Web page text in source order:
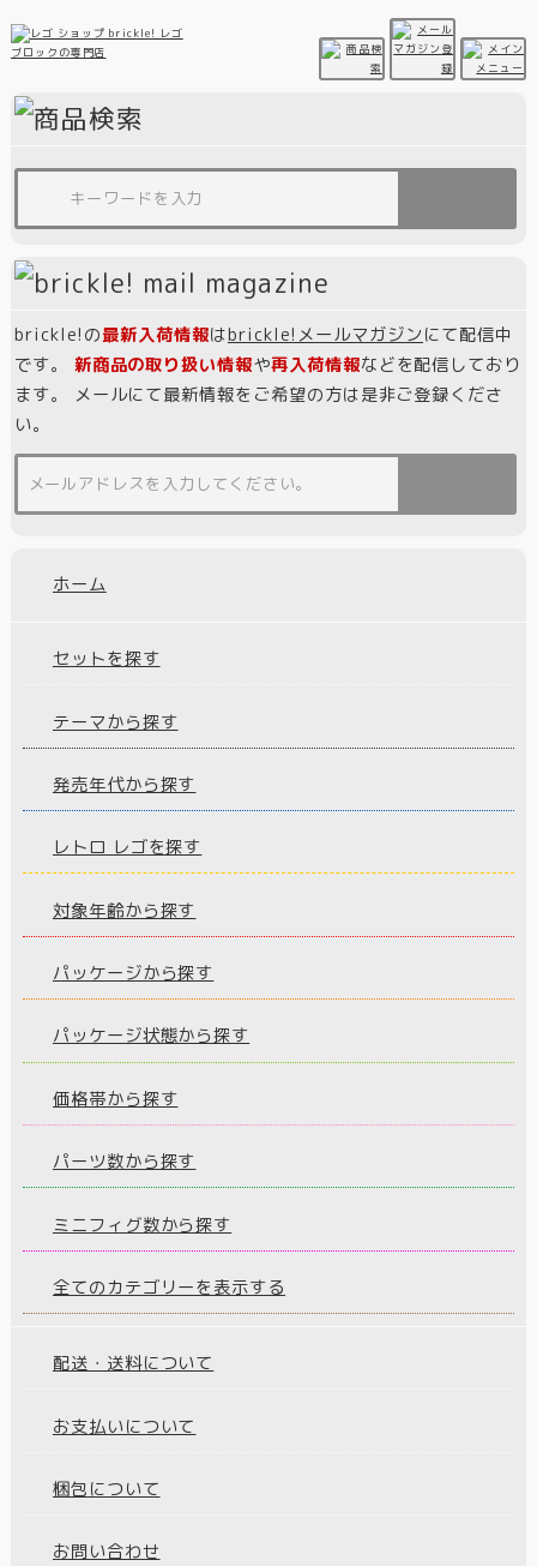
brickle!の最新入荷情報はbrickle!メールマガジンにて配信中
です。 新商品の取り扱い情報や再入荷情報などを配信しており
ます。 メールにて最新情報をご希望の方は是非ご登録くださ
い。
ホーム
セットを探す
テーマから探す
発売年代から探す
レトロ レゴを探す
対象年齢から探す
パッケージから探す
パッケージ状態から探す
価格帯から探す
パーツ数から探す
ミニフィグ数から探す
全てのカテゴリーを表示する
配送・送料について
お支払いについて
梱包について
お問い合わせ